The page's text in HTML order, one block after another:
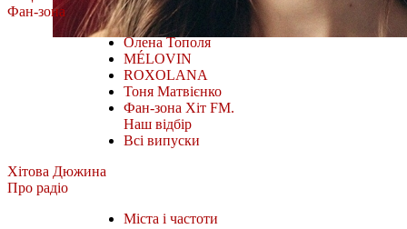
Фан-зона
Олена Тополя
MÉLOVIN
ROXOLANA
Тоня Матвієнко
Фан-зона Хіт FM.
Наш відбір
Всі випуски
Хітова Дюжина
Про радіо
Міста і частоти